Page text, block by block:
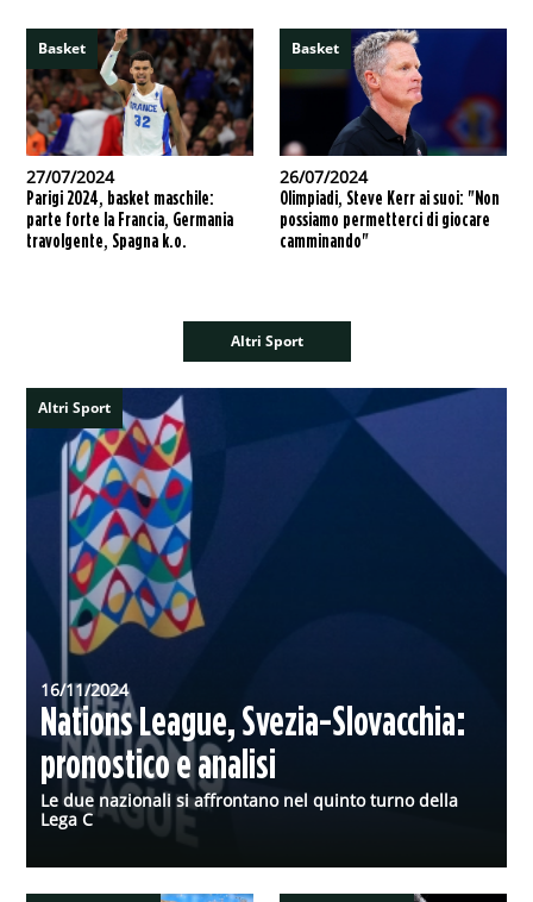
Basket
27/07/2024
Parigi 2024, basket maschile:
parte forte la Francia, Germania
travolgente, Spagna k.o.
Basket
26/07/2024
Olimpiadi, Steve Kerr ai suoi: "Non
possiamo permetterci di giocare
camminando"
Altri Sport
Altri Sport
16/11/2024
Nations League, Svezia-Slovacchia:
pronostico e analisi
Le due nazionali si affrontano nel quinto turno della
Lega C